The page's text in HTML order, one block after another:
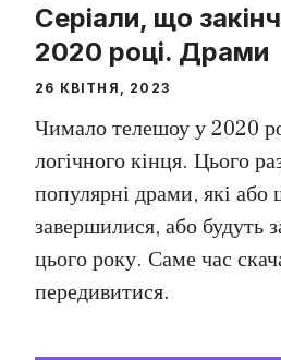
Серіали, що
2020 році. Драми
26 КВІТНЯ, 2023
Чимало телешоу у 2020
логічного кінця. Цього
популярні драми, які
завершилися, або будуть
цього року. Саме час
передивитися.